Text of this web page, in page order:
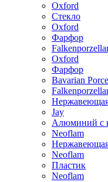
Oxford
Стекло
Oxford
Фарфор
Oxford
Фарфор
Bavarian
Нержавеющая
Jay
Алюминий с
Neoflam
Нержавеющая
Neoflam
Пластик
Neoflam